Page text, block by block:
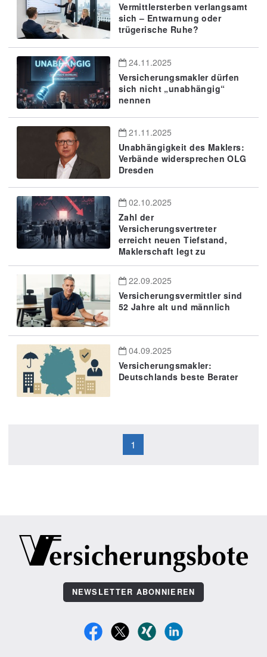
Vermittlersterben verlangsamt
sich – Entwarnung oder
trügerische Ruhe?
24.11.2025
Versicherungsmakler dürfen
sich nicht „unabhängig“
nennen
21.11.2025
Unabhängigkeit des Maklers:
Verbände widersprechen OLG
Dresden
02.10.2025
Zahl der
Versicherungsvertreter
erreicht neuen Tiefstand,
Maklerschaft legt zu
22.09.2025
Versicherungsvermittler sind
52 Jahre alt und männlich
04.09.2025
Versicherungsmakler:
Deutschlands beste Berater
1
NEWSLETTER ABONNIEREN